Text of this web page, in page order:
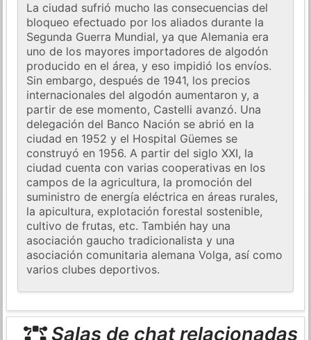
La ciudad sufrió mucho las consecuencias del
bloqueo efectuado por los aliados durante la
Segunda Guerra Mundial, ya que Alemania era
uno de los mayores importadores de algodón
producido en el área, y eso impidió los envíos.
Sin embargo, después de 1941, los precios
internacionales del algodón aumentaron y, a
partir de ese momento, Castelli avanzó. Una
delegación del Banco Nación se abrió en la
ciudad en 1952 y el Hospital Güemes se
construyó en 1956. A partir del siglo XXI, la
ciudad cuenta con varias cooperativas en los
campos de la agricultura, la promoción del
suministro de energía eléctrica en áreas rurales,
la apicultura, explotación forestal sostenible,
cultivo de frutas, etc. También hay una
asociación gaucho tradicionalista y una
asociación comunitaria alemana Volga, así como
varios clubes deportivos.
Salas de chat relacionadas